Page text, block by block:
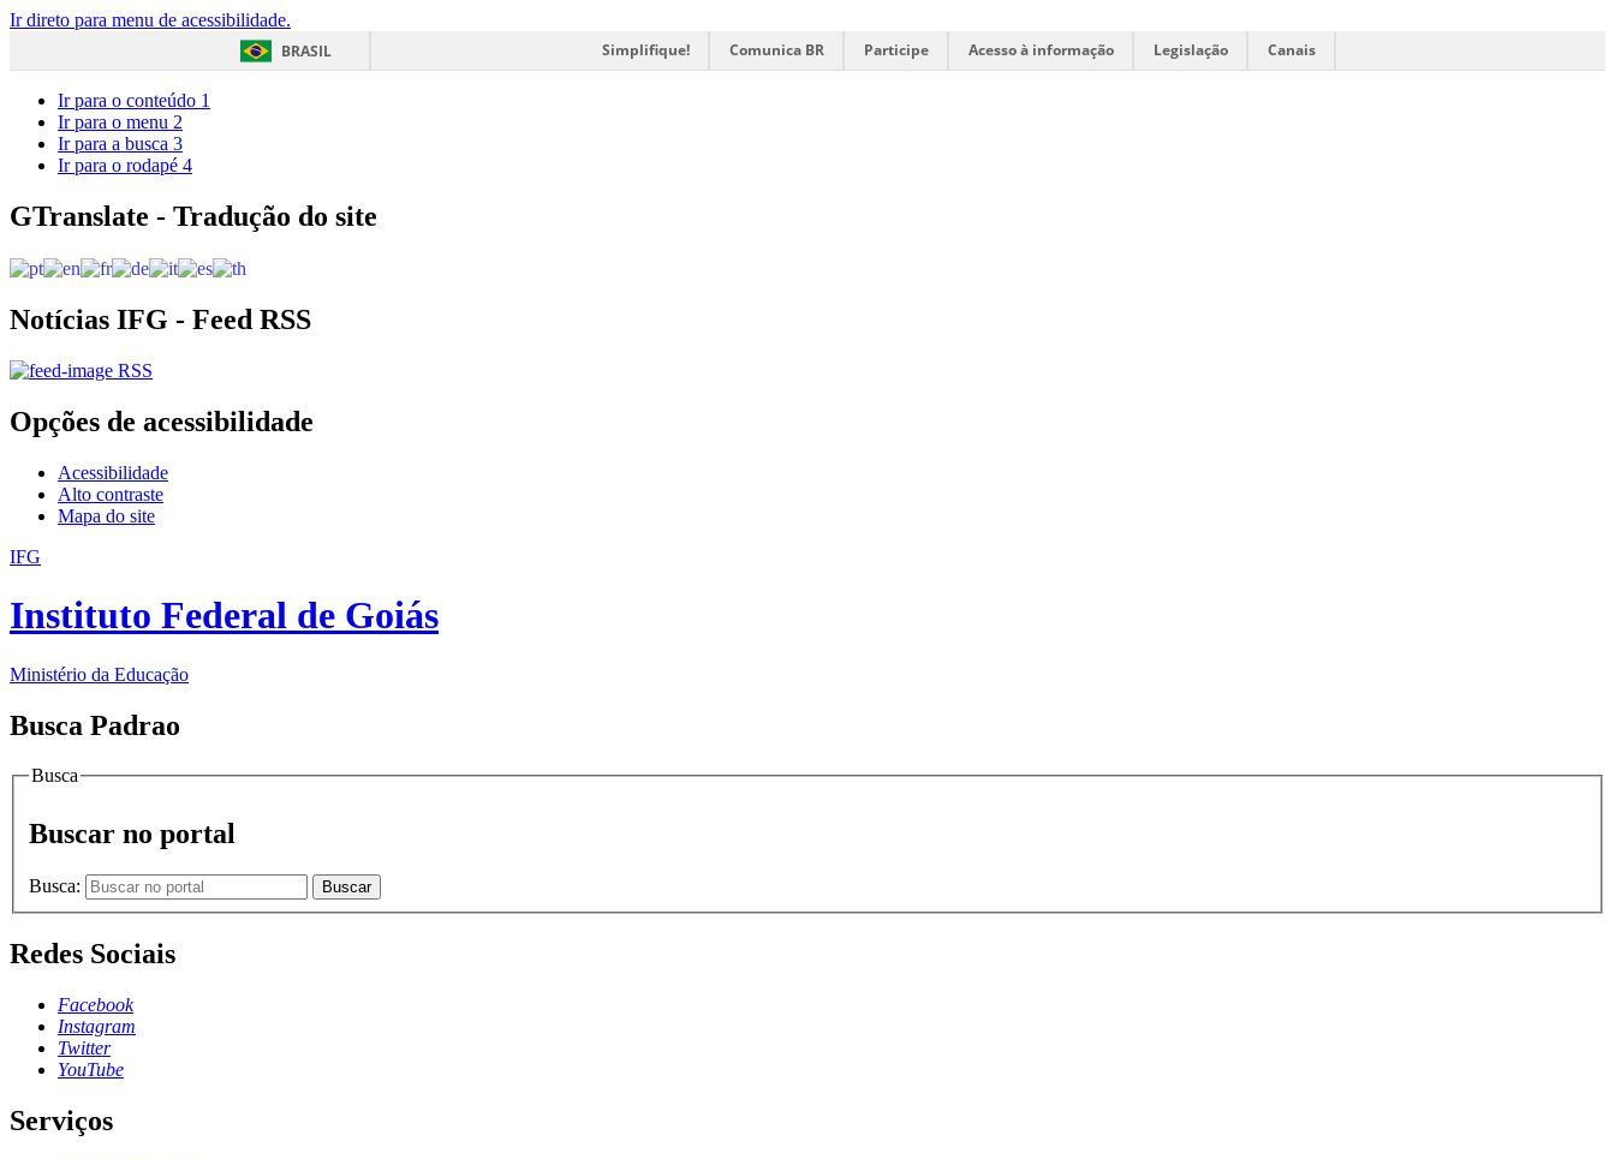
Ir direto para menu de acessibilidade.
BRASIL
Simplifique! Comunica BR Participe Acesso à informação Legislação Canais
Ir para o conteúdo 1
Ir para o menu 2
Ir para a busca 3
Ir para o rodapé 4
GTranslate - Tradução do site
Notícias IFG - Feed RSS
RSS
Opções de acessibilidade
Acessibilidade
Alto contraste
Mapa do site
IFG
Instituto Federal de Goiás
Ministério da Educação
Busca Padrao
Busca
Buscar no portal
Busca: Buscar
Redes Sociais
Facebook
Instagram
Twitter
YouTube
Serviços